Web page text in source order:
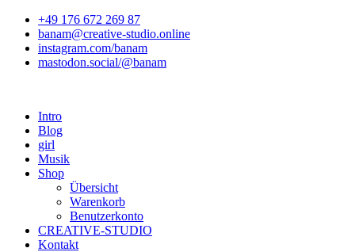
Zum
Inhalt
springen
+49 176 672 269 87
banam@creative-studio.online
instagram.com/banam
mastodon.social/@banam
Intro
Blog
girl
Musik
Shop
Übersicht
Warenkorb
Benutzerkonto
CREATIVE-STUDIO
Kontakt